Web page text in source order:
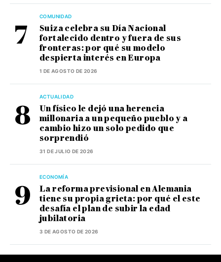
COMUNIDAD
Suiza celebra su Día Nacional
fortalecido dentro y fuera de sus
fronteras: por qué su modelo
despierta interés en Europa
1 DE AGOSTO DE 2026
ACTUALIDAD
Un físico le dejó una herencia
millonaria a un pequeño pueblo y a
cambio hizo un solo pedido que
sorprendió
31 DE JULIO DE 2026
ECONOMÍA
La reforma previsional en Alemania
tiene su propia grieta: por qué el este
desafía el plan de subir la edad
jubilatoria
3 DE AGOSTO DE 2026